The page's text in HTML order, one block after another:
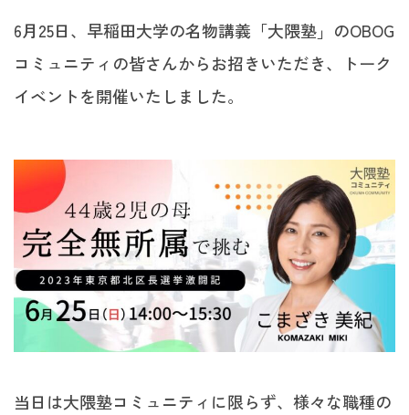
6月25日、早稲田大学の名物講義「大隈塾」のOBOG
コミュニティの皆さんからお招きいただき、トーク
イベントを開催いたしました。
当日は大隈塾コミュニティに限らず、様々な職種の